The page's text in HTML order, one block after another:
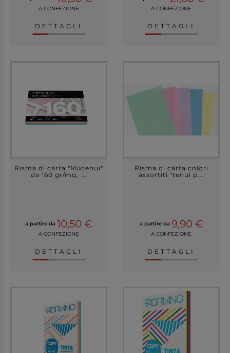
A CONFEZIONE
DETTAGLI
A CONFEZIONE
DETTAGLI
Risma di carta "Mixtenui"
da 160 gr/mq, ...
a partire da 10,50 €
A CONFEZIONE
DETTAGLI
Risma di carta colori
assortiti "tenui p...
a partire da 9,90 €
A CONFEZIONE
DETTAGLI